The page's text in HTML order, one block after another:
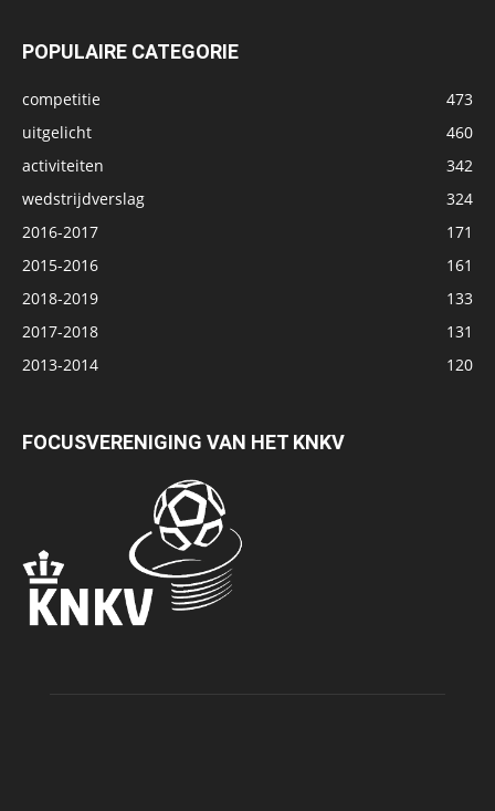
POPULAIRE CATEGORIE
competitie
473
uitgelicht
460
activiteiten
342
wedstrijdverslag
324
2016-2017
171
2015-2016
161
2018-2019
133
2017-2018
131
2013-2014
120
FOCUSVERENIGING VAN HET KNKV